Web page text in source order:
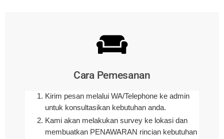
Cara Pemesanan
Kirim pesan melalui WA/Telephone ke admin
untuk konsultasikan kebutuhan anda.
Kami akan melakukan survey ke lokasi dan
membuatkan PENAWARAN rincian kebutuhan